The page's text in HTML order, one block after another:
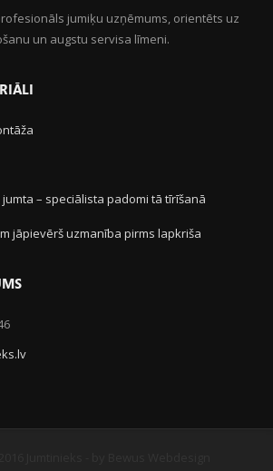
jumiķu uzņēmums, orientēts uz
un augstu servisa līmeni.
– speciālista padomi tā tīrīšanā
jāpievērš uzmanība pirms lapkriša